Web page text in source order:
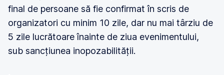
final de persoane să fie confirmat în scris de
organizatori cu minim 10 zile, dar nu mai târziu de
5 zile lucrătoare înainte de ziua evenimentului,
sub sancțiunea inopozabilității.